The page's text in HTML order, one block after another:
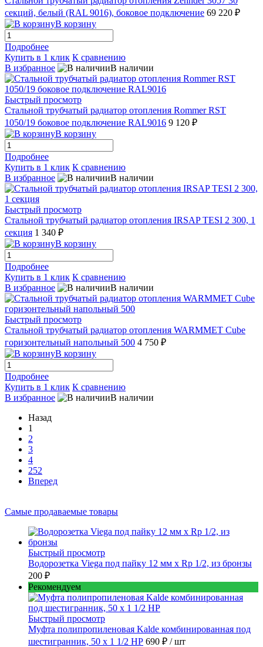
секций, белый (RAL 9016), боковое подключение 69 220 ₽
В корзину
Подробнее
Купить в 1 клик К сравнению
В избранное
В наличии
Быстрый просмотр
Стальной трубчатый радиатор отопления Rommer RST
1050/19 боковое подключение RAL9016 9 120 ₽
В корзину
Подробнее
Купить в 1 клик К сравнению
В избранное
В наличии
Быстрый просмотр
Стальной трубчатый радиатор отопления IRSAP TESI 2 300, 1
секция 1 340 ₽
В корзину
Подробнее
Купить в 1 клик К сравнению
В избранное
В наличии
Быстрый просмотр
Стальной трубчатый радиатор отопления WARMMET Cube
горизонтельный напольный 500 4 750 ₽
В корзину
Подробнее
Купить в 1 клик К сравнению
В избранное
В наличии
Назад
1
2
3
4
252
Вперед
Самые продаваемые товары
Быстрый просмотр
Водорозетка Viega под пайку 12 мм х Rp 1/2, из бронзы
200 ₽
Рекомендуем
Быстрый просмотр
Муфта полипропиленовая Kalde комбинированная под
шестигранник, 50 x 1 1/2 НР 690 ₽ / шт